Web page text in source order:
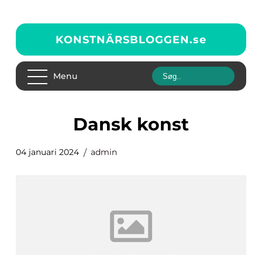
KONSTNÄRSBLOGGEN.se
Menu
dansk konst
04 januari 2024 admin